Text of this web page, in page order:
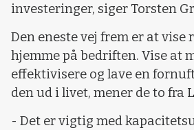
investeringer, siger Torsten
Den eneste vej frem er at vise
hjemme på bedriften. Vise at
effektivisere og lave en
den ud i livet, mener de to fra
- Det er vigtig med